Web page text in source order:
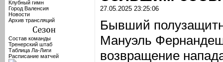
Клубный гимн
Город Валенсия
Новости
Архив трансляций
Состав команды
Тренерский штаб
Таблица Ла-Лиги
Расписание матчей
27.05.2025 23:25:06
Бывший
Мануэль
возвращение